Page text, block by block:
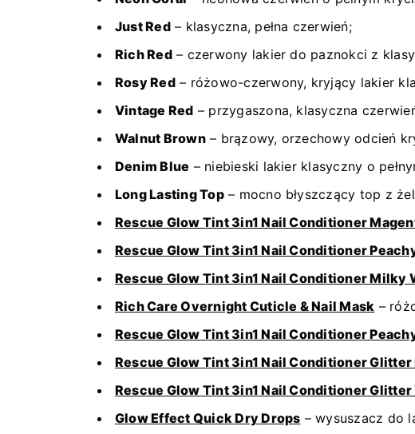
Just Red– klasyczna, pełna czerwień;
Rich Red– czerwony lakier do paznokci z
Rosy Red– różowo-czerwony, kryjący lakier
Vintage Red – przygaszona, klasyczna
Walnut Brown– brązowy, orzechowy odcień
Denim Blue – niebieski lakier klasyczny o
Long Lasting Top– mocno błyszczący top z
Rescue Glow Tint 3in1 Nail Conditioner
Rescue Glow Tint 3in1 Nail Conditioner
Rescue Glow Tint 3in1 Nail Conditioner Milky
Rich Care Overnight Cuticle & Nail Mask –
Rescue Glow Tint 3in1 Nail Conditioner
Rescue Glow Tint 3in1 Nail Conditioner Glitter
Rescue Glow Tint 3in1 Nail Conditioner
Glow Effect Quick Dry Drops – wysuszacz do